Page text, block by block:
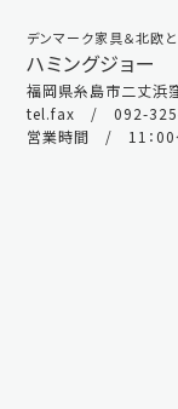
デンマーク家具＆北欧
ハミングジョー
福岡県糸島市二丈浜
tel.fax / 092-
営業時間 / 11：00～